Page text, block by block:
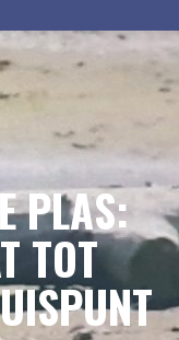
PLAS:
TOT